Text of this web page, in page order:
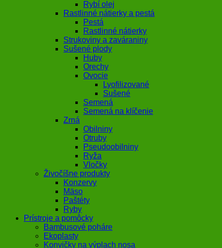
Rybí olej
Rastlinné nátierky a pestá
Pestá
Rastlinné nátierky
Strukoviny a zaváraniny
Sušené plody
Huby
Orechy
Ovocie
Lyofilizované
Sušené
Semená
Semená na klíčenie
Zrná
Obilniny
Otruby
Pseudoobilniny
Ryža
Vločky
Živočíšne produkty
Konzervy
Mäso
Paštéty
Ryby
Prístroje a pomôcky
Bambusové poháre
Ekoplasty
Konvičky na výplach nosa